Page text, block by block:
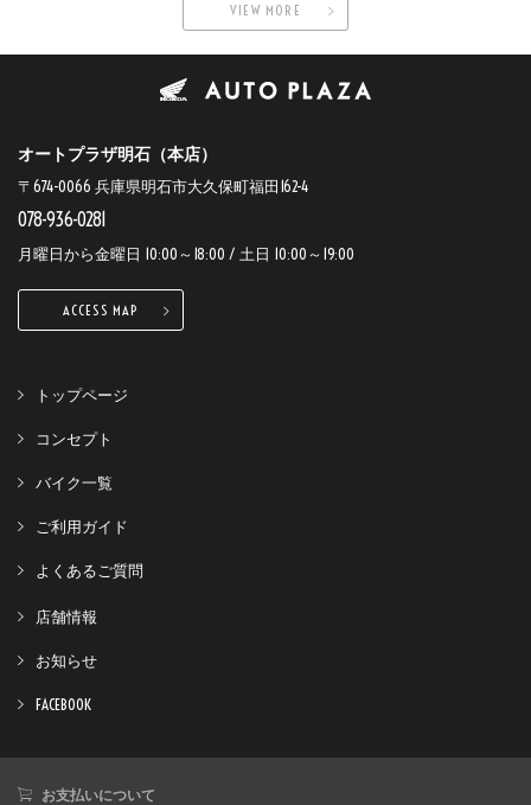
VIEW MORE
オートプラザ明石（本店）
〒674-0066 兵庫県明石市大久保町福田162-4
078-936-0281
月曜日から金曜日 10:00～18:00 / 土日 10:00～19:00
ACCESS MAP
トップページ
コンセプト
バイク一覧
ご利用ガイド
よくあるご質問
店舗情報
お知らせ
FACEBOOK
お支払いについて